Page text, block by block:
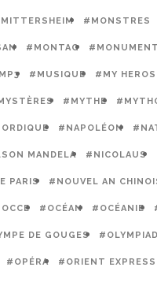
#MONSTRES
#MONTAG
#MUSIQUE #MY HEROS
#MYTHE
#NAPOLÉON
MANDELA #NICOLAUS
PARIS #NOUVEL AN
#OCÉAN #OCÉANIE
DE GOUGES
#OPÉRA #ORIENT EXPRESS